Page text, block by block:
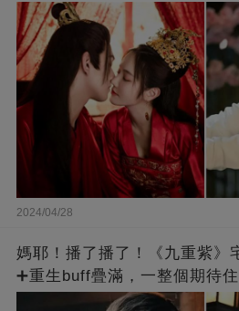
2024/04/28
媽耶！播了播了！《九重紫》
➕重生buff疊滿，一整個期待住